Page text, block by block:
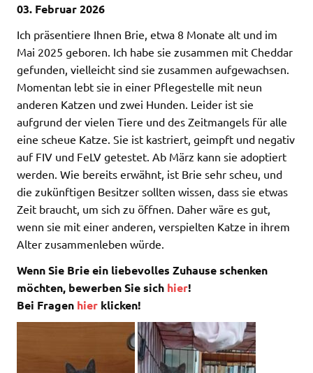
03. Februar 2026
Ich präsentiere Ihnen Brie, etwa 8 Monate alt und im
Mai 2025 geboren. Ich habe sie zusammen mit Cheddar
gefunden, vielleicht sind sie zusammen aufgewachsen.
Momentan lebt sie in einer Pflegestelle mit neun
anderen Katzen und zwei Hunden. Leider ist sie
aufgrund der vielen Tiere und des Zeitmangels für alle
eine scheue Katze. Sie ist kastriert, geimpft und negativ
auf FIV und FeLV getestet. Ab März kann sie adoptiert
werden. Wie bereits erwähnt, ist Brie sehr scheu, und
die zukünftigen Besitzer sollten wissen, dass sie etwas
Zeit braucht, um sich zu öffnen. Daher wäre es gut,
wenn sie mit einer anderen, verspielten Katze in ihrem
Alter zusammenleben würde.
Wenn Sie Brie ein liebevolles Zuhause schenken
möchten, bewerben Sie sich hier!
Bei Fragen hier klicken!